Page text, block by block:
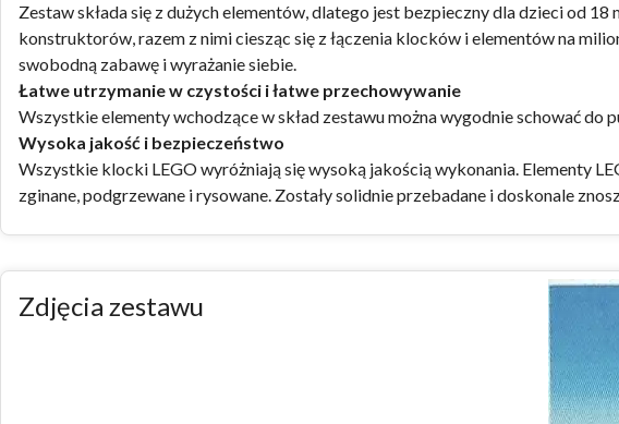
Zestaw składa się z dużych elementów, dlatego jest bezpieczny dla dzieci od
konstruktorów, razem z nimi ciesząc się z łączenia klocków i elementów na
swobodną zabawę i wyrażanie siebie.
Łatwe utrzymanie w czystości i łatwe przechowywanie
Wszystkie elementy wchodzące w skład zestawu można wygodnie schować
Wysoka jakość i bezpieczeństwo
Wszystkie klocki LEGO wyróżniają się wysoką jakością wykonania. Elementy
zginane, podgrzewane i rysowane. Zostały solidnie przebadane i doskonale
Zdjęcia zestawu